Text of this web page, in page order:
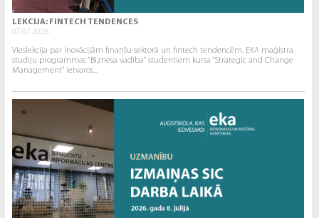
LEKCIJA: FINTECH TENDENCES
07.07.2026.
Vieslekcija par inovācijām finanšu sektorā un fintech tendencēm. EKA maģistra
studiju programmas “Biznesa vadība” studentiem kursa “Strategic and Change
Management” ietvaros...